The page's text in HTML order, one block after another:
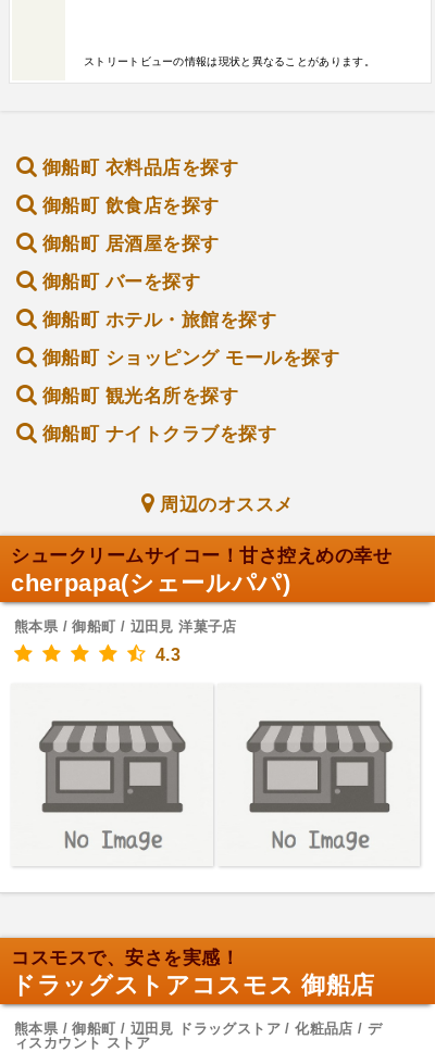
ストリートビューの情報は現状と異なることがあります。
御船町 衣料品店を探す
御船町 飲食店を探す
御船町 居酒屋を探す
御船町 バーを探す
御船町 ホテル・旅館を探す
御船町 ショッピング モールを探す
御船町 観光名所を探す
御船町 ナイトクラブを探す
周辺のオススメ
シュークリームサイコー！甘さ控えめの幸せ
cherpapa(シェールパパ)
熊本県 / 御船町 / 辺田見 洋菓子店
4.3
コスモスで、安さを実感！
ドラッグストアコスモス 御船店
熊本県 / 御船町 / 辺田見 ドラッグストア / 化粧品店 / デ
ィスカウント ストア